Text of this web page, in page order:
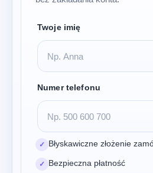
Twoje imię
Numer telefonu
✓ Błyskawiczne złożenie
✓ Bezpieczna płatność